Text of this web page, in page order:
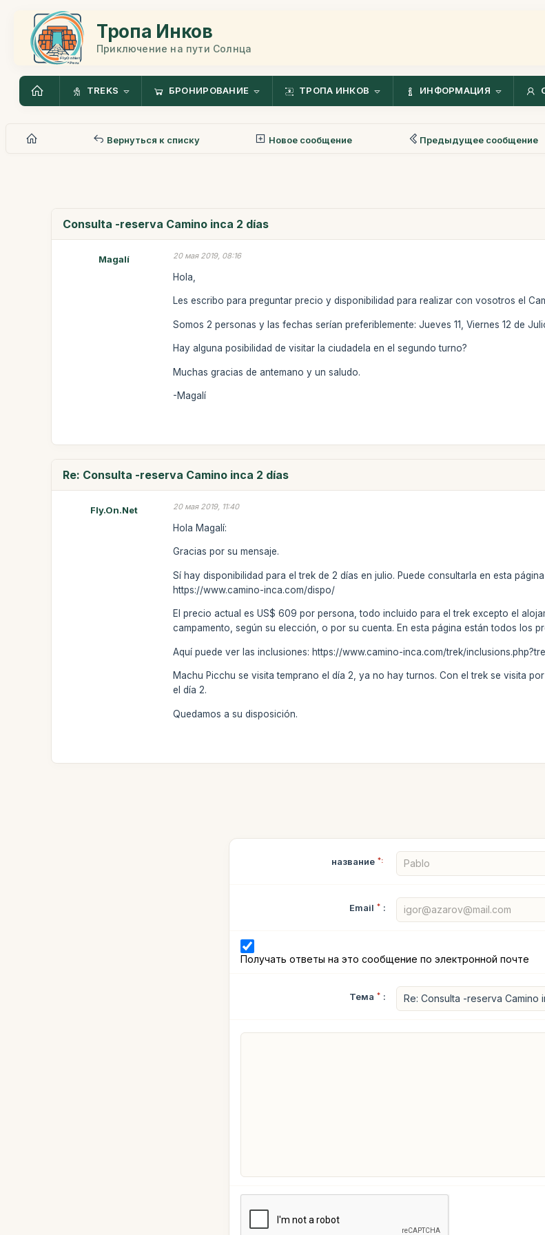
Тропа Инков
Приключение на пути Солнца
TREKS БРОНИРОВАНИЕ ТРОПА ИНКОВ ИНФОРМАЦИЯ
Вернуться к списку Новое сообщение Предыдущее сообщение
Consulta -reserva Camino inca 2 días
Magalí 20 мая 2019, 08:16
Hola,
Les escribo para preguntar precio y disponibilidad para realizar con vosotros el
Somos 2 personas y las fechas serían preferiblemente: Jueves 11, Viernes 12 de
Hay alguna posibilidad de visitar la ciudadela en el segundo turno?
Muchas gracias de antemano y un saludo.
-Magalí
Re: Consulta -reserva Camino inca 2 días
Fly.On.Net 20 мая 2019, 11:40
Hola Magalí:
Gracias por su mensaje.
Sí hay disponibilidad para el trek de 2 días en julio. Puede consultarla en esta
https://www.camino-inca.com/dispo/
El precio actual es US$ 609 por persona, todo incluido para el trek excepto el
campamento, según su elección, o por su cuenta. En esta página están todos los
Aquí puede ver las inclusiones: https://www.camino-inca.com/trek/
Machu Picchu se visita temprano el día 2, ya no hay turnos. Con el trek se visita
el día 2.
Quedamos a su disposición.
название *:
Email * :
Получать ответы на это сообщение по электронной почте
Тема * :